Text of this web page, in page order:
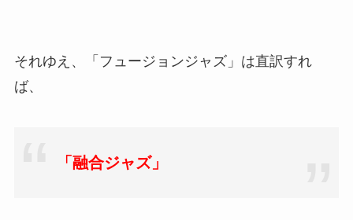
それゆえ、「フュージョンジャズ」は直訳すれ
ば、
「融合ジャズ」